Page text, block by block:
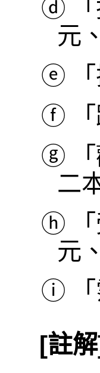
ⓓ
元
ⓔ
ⓕ
ⓖ
二
ⓗ
元
ⓘ
[註